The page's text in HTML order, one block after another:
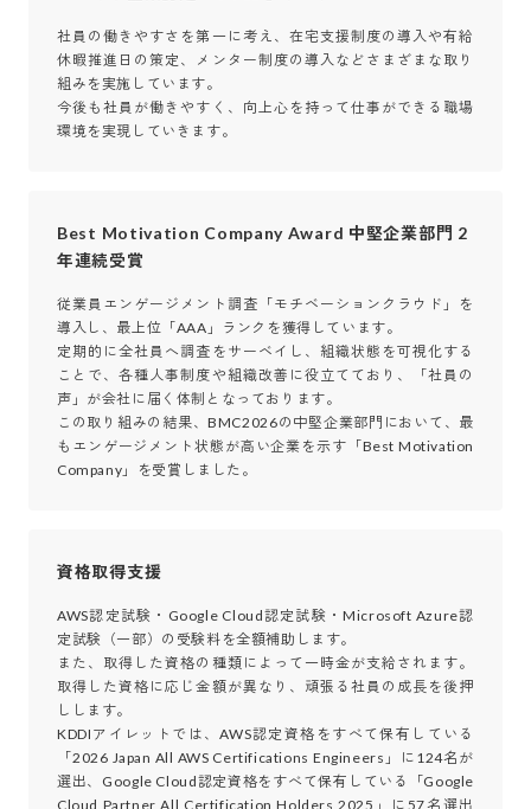
社員の働きやすさを第一に考え、在宅支援制度の導入や有給
休暇推進日の策定、メンター制度の導入などさまざまな取り
組みを実施しています。
今後も社員が働きやすく、向上心を持って仕事ができる職場
環境を実現していきます。
Best Motivation Company Award 中堅企業部門 2
年連続受賞
従業員エンゲージメント調査「モチベーションクラウド」を
導入し、最上位「AAA」ランクを獲得しています。
定期的に全社員へ調査をサーベイし、組織状態を可視化する
ことで、各種人事制度や組織改善に役立てており、「社員の
声」が会社に届く体制となっております。
この取り組みの結果、BMC2026の中堅企業部門において、最
もエンゲージメント状態が高い企業を示す「Best Motivation
Company」を受賞しました。
資格取得支援
AWS認定試験・Google Cloud認定試験・Microsoft Azure認
定試験（一部）の受験料を全額補助します。
また、取得した資格の種類によって一時金が支給されます。
取得した資格に応じ金額が異なり、頑張る社員の成長を後押
しします。
KDDIアイレットでは、AWS認定資格をすべて保有している
「2026 Japan All AWS Certifications Engineers」に124名が
選出、Google Cloud認定資格をすべて保有している「Google
Cloud Partner All Certification Holders 2025」に57名選出